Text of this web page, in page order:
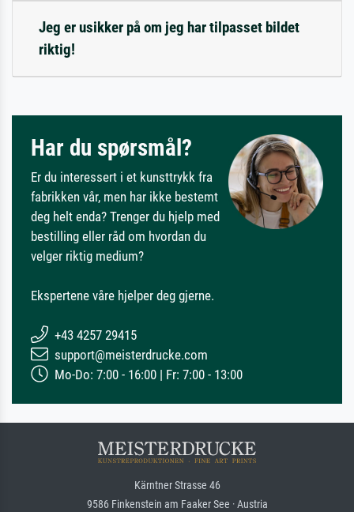
Jeg er usikker på om jeg har tilpasset bildet
riktig!
Har du spørsmål?
Er du interessert i et kunsttrykk fra
fabrikken vår, men har ikke bestemt
deg helt enda? Trenger du hjelp med
bestilling eller råd om hvordan du
velger riktig medium?
Ekspertene våre hjelper deg gjerne.
+43 4257 29415
support@meisterdrucke.com
Mo-Do: 7:00 - 16:00 | Fr: 7:00 - 13:00
Kärntner Strasse 46
9586 Finkenstein am Faaker See · Austria